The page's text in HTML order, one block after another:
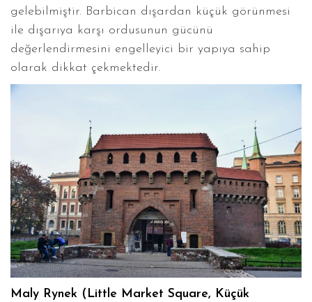
gelebilmiştir. Barbican dışardan küçük görünmesi
ile dışarıya karşı ordusunun gücünü
değerlendirmesini engelleyici bir yapıya sahip
olarak dikkat çekmektedir.
Maly Rynek (Little Market Square, Küçük